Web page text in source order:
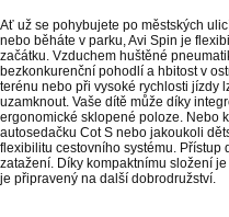
Ať už se pohybujete po městských
nebo běháte v parku, Avi Spin je
začátku. Vzduchem huštěné
bezkonkurenční pohodlí a hbitost v
terénu nebo při vysoké rychlosti jízdy
uzamknout. Vaše dítě může díky
ergonomické sklopené poloze. Nebo
autosedačku Cot S nebo jakoukoli
flexibilitu cestovního systému.
zatažení. Díky kompaktnímu složení
je připravený na další dobrodružství.